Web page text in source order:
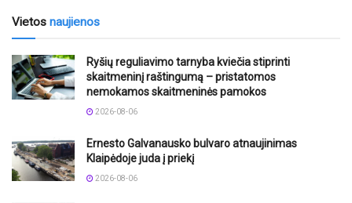
Vietos naujienos
Ryšių reguliavimo tarnyba kviečia stiprinti
skaitmeninį raštingumą – pristatomos
nemokamos skaitmeninės pamokos
2026-08-06
Ernesto Galvanausko bulvaro atnaujinimas
Klaipėdoje juda į priekį
2026-08-06